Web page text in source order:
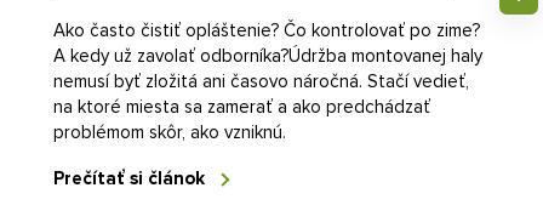
Ako často čistiť opláštenie? Čo kontrolovať po zime?
A kedy už zavolať odborníka?Údržba montovanej haly
nemusí byť zložitá ani časovo náročná. Stačí vedieť,
na ktoré miesta sa zamerať a ako predchádzať
problémom skôr, ako vzniknú.
Prečítať si článok